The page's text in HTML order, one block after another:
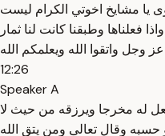
يا مشايخ اخوتي الكرام ليست
فعلناها وطبقنا كانت لنا ثمار
وجل واتقوا الله ويعلمكم الله
12:26
Speaker A
له مخرجا ويرزقه من حيث لا
وقال تعالى ومن يتق الله